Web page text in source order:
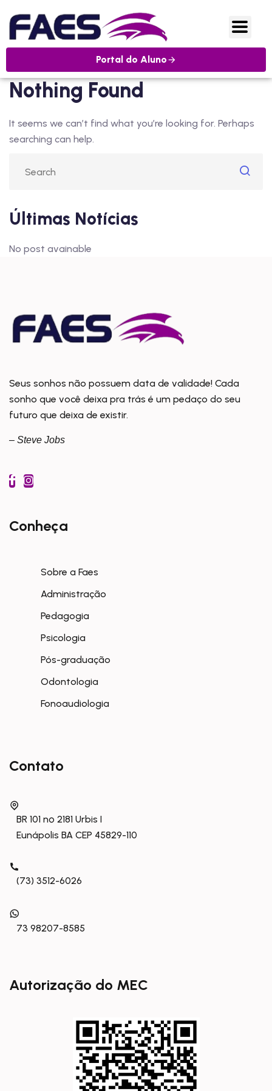
Portal do Aluno
Nothing Found
It seems we can’t find what you’re looking for. Perhaps
searching can help.
Últimas Notícias
No post avainable
Seus sonhos não possuem data de validade! Cada
sonho que você deixa pra trás é um pedaço do seu
futuro que deixa de existir.
– Steve Jobs
Conheça
Sobre a Faes
Administração
Pedagogia
Psicologia
Pós-graduação
Odontologia
Fonoaudiologia
Contato
BR 101 nº 2181 Urbis I
Eunápolis BA CEP 45829-110
(73) 3512-6026
73 98207-8585
Autorização do MEC